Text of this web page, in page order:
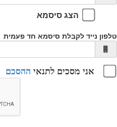
הצג סיסמא
טלפון נייד לקבלת סיסמא חד פעמית
אני מסכים לתנאי ההסכם